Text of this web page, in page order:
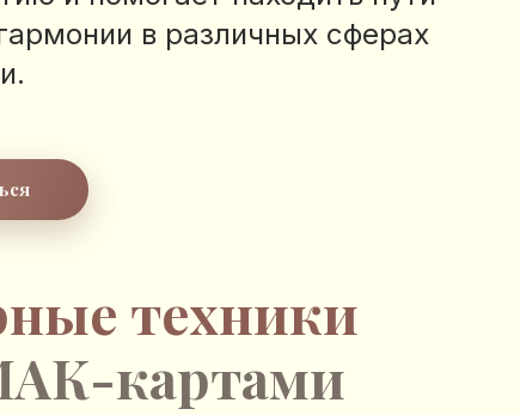
в различных сферах
техники
картами